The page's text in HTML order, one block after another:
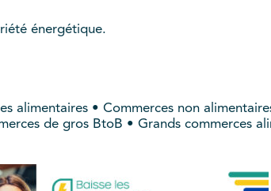
énergétique.
alimentaires • Commerces non
de gros BtoB • Grands commerces